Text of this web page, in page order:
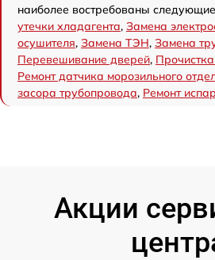
наиболее востребованы
утечки хладагента, Замена
осушителя, Замена ТЭН, Замена
Перевешивание дверей,
Ремонт датчика морозильного
засора трубопровода, Ремонт
Акции